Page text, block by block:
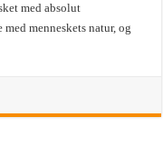
med absolut
menneskets natur, og